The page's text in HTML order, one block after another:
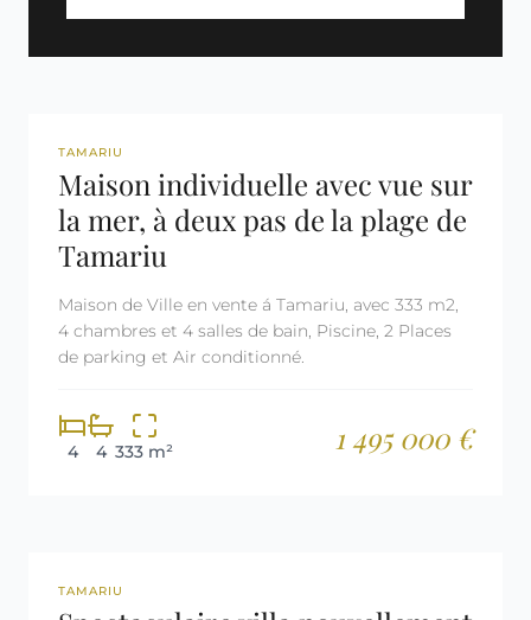
REF: 2782
TAMARIU
Maison individuelle avec vue sur
la mer, à deux pas de la plage de
Tamariu
Maison de Ville en vente á Tamariu, avec 333 m2,
4 chambres et 4 salles de bain, Piscine, 2 Places
de parking et Air conditionné.
4 4 333 m² 1 495 000 €
REF: 2745
TAMARIU